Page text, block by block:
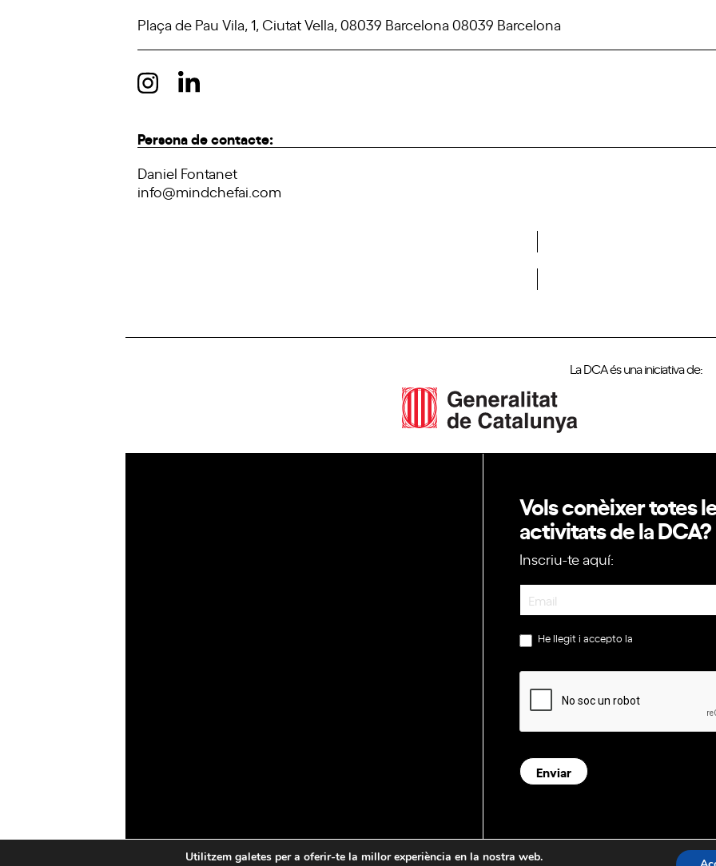
Plaça de Pau Vila, 1, Ciutat Vella, 08039 Barcelona 08039 Barcelona
Persona de contacte:
Daniel Fontanet
info@mindchefai.com
La DCA és una iniciativa de:
Vols conèixer totes
activitats de la DCA?
Inscriu-te aquí:
He llegit i accepto la
Enviar
Utilitzem galetes per a oferir-te la millor experiència en la nostra web.